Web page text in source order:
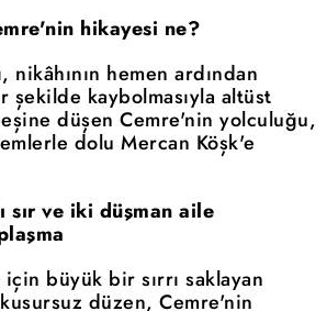
hikayesi ne?
nikâhının hemen ardından
kaybolmasıyla altüst
düşen Cemre'nin yolculuğu,
dolu Mercan Köşk'e
sır ve iki düşman aile
büyük bir sırrı saklayan
düzen, Cemre'nin